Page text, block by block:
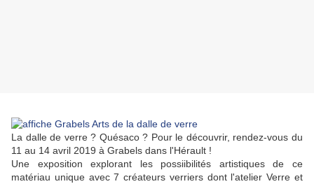
La dalle de verre ? Quésaco ? Pour le découvrir, rendez-vous du
11 au 14 avril 2019 à Grabels dans l'Hérault !
Une exposition explorant les possiibilités artistiques de ce
matériau unique avec 7 créateurs verriers dont l'atelier Verre et